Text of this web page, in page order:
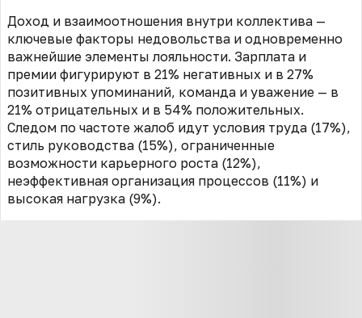
Доход и взаимоотношения внутри коллектива —
ключевые факторы недовольства и одновременно
важнейшие элементы лояльности. Зарплата и
премии фигурируют в 21% негативных и в 27%
позитивных упоминаний, команда и уважение — в
21% отрицательных и в 54% положительных.
Следом по частоте жалоб идут условия труда (17%),
стиль руководства (15%), ограниченные
возможности карьерного роста (12%),
неэффективная организация процессов (11%) и
высокая нагрузка (9%).